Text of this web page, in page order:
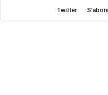
Twitter